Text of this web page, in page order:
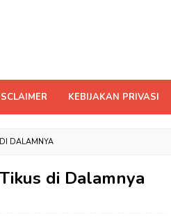
KEBIJAKAN PRIVASI
DALAMNYA
di Dalamnya